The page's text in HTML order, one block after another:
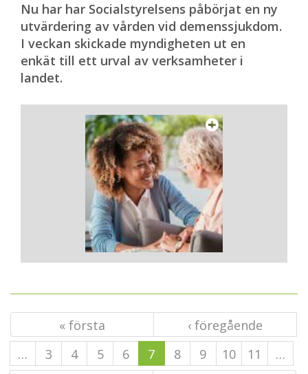
Nu har har Socialstyrelsens påbörjat en ny
utvärdering av vården vid demenssjukdom.
I veckan skickade myndigheten ut en
enkät till ett urval av verksamheter i
landet.
« första
‹ föregående
…
3 4 5 6 7 8 9 10 11
…